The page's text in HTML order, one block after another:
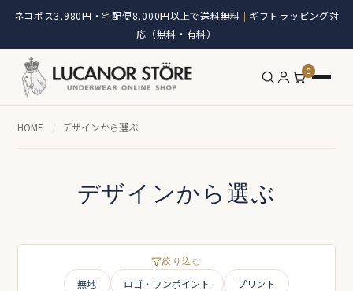
ネコポス3,980円・宅配便8,000円以上で送料無料 | ギフトラッピング対
応（無料・有料）
0
HOME / デザインから選ぶ
デザインから選ぶ
絞り込む
無地 ロゴ・ワンポイント プリント